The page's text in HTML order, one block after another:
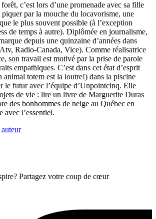
c’est lors d’une promenade avec sa fille
par la mouche du locavorisme, une
le plus souvent possible (à l’exception
de temps à autre). Diplômée en journalisme,
depuis une quinzaine d’années dans
Radio-Canada, Vice). Comme réalisatrice
son travail est motivé par la prise de parole
empathiques. C’est dans cet état d’esprit
animal totem est la loutre!) dans la piscine
le futur avec l’équipe d’Unpointcinq. Elle
de vie : lire un livre de Marguerite Duras
des bonhommes de neige au Québec en
avec l’essentiel.
Partagez votre coup de cœur